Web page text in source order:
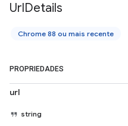
UrlDetails
Chrome 88 ou mais recente
PROPRIEDADES
url
string